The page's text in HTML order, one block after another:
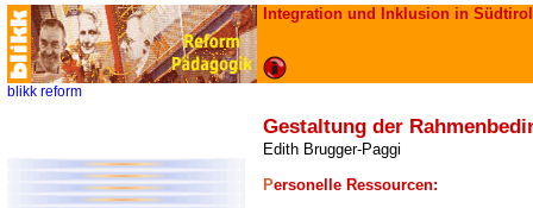
Integration und Inklusion in Südtirol
blikk reform
Gestaltung der
Edith Brugger-Paggi
Personelle Ressourcen: